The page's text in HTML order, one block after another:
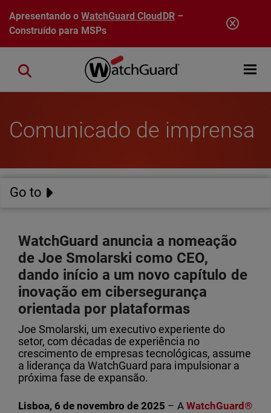
Pular para o conteúdo principal
Apresentando oWatchGuard CloudDR–
Construído para MSPs
Open
Close search
Comunicado de imprensa
Go to
WatchGuard anuncia a nomeação
de Joe Smolarski como CEO,
dando início a um novo capítulo de
inovação em cibersegurança
orientada por plataformas
Joe Smolarski, um executivo experiente do
setor, com décadas de experiência no
crescimento de empresas tecnológicas, assume
a liderança da WatchGuard para impulsionar a
próxima fase de expansão.
Lisboa, 6 de novembro de 2025 – A WatchGuard®